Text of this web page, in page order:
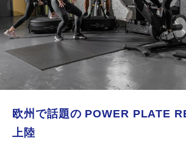
欧州で話題の POWER PLATE
上陸